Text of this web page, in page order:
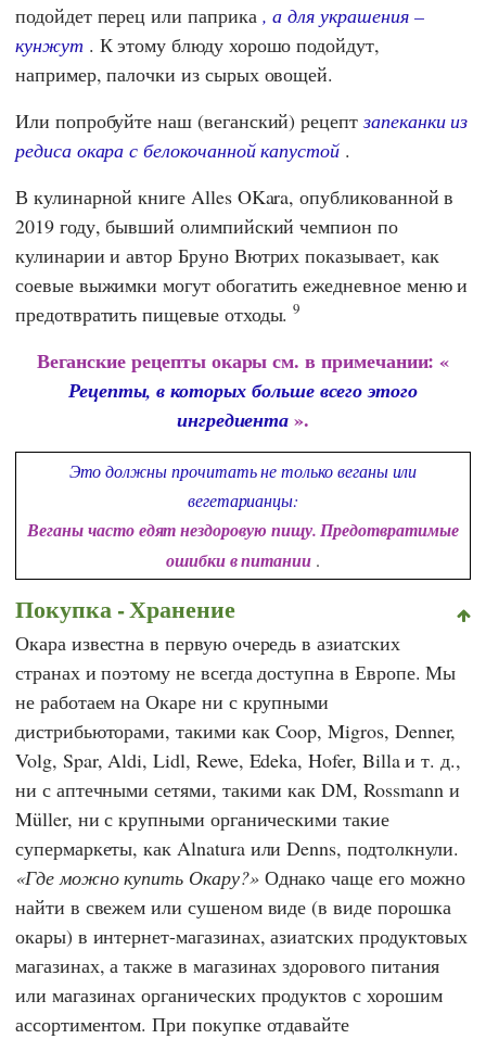
подойдет перец или паприка , а для украшения –
кунжут . К этому блюду хорошо подойдут,
например, палочки из сырых овощей.
Или попробуйте наш (веганский) рецептзапеканки из
редиса окара с белокочанной капустой .
В кулинарной книге Alles OKara, опубликованной в
2019 году, бывший олимпийский чемпион по
кулинарии и авторБруно Вютрих показывает, как
соевые выжимки могут обогатить ежедневное меню и
предотвратить пищевые отходы.9
Веганские рецепты окары см. в примечании: «
Рецепты, в которых больше всего этого
ингредиента ».
Это должны прочитать не только веганы или
вегетарианцы:
Веганы часто едят нездоровую пищу. Предотвратимые
ошибки в питании .
Покупка - Хранение
Окара известна в первую очередь в азиатских
странах и поэтому не всегда доступна в Европе. Мы
не работаем на Окаре ни с крупными
дистрибьюторами, такими как Coop,Migros, Denner,
Volg, Spar,Aldi,Lidl, Rewe, Edeka,Hofer, Billaи т. д.,
ни с аптечными сетями, такими какDM, Rossmannи
Müller, ни с крупными органическими такие
супермаркеты, какAlnaturaилиDenns, подтолкнули.
Где можно купить Окару? Однако чаще его можно
найти в свежем или сушеном виде (в виде порошка
окары) в интернет-магазинах, азиатских продуктовых
магазинах, а также в магазинах здорового питания
или магазинах органических продуктов с хорошим
ассортиментом. При покупке отдавайте